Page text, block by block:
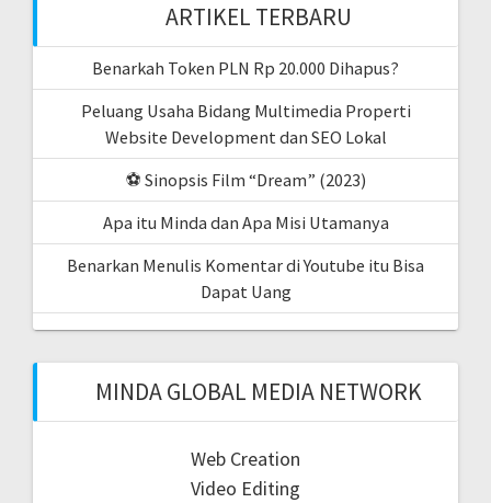
ARTIKEL TERBARU
Benarkah Token PLN Rp 20.000 Dihapus?
Peluang Usaha Bidang Multimedia Properti
Website Development dan SEO Lokal
⚽ Sinopsis Film “Dream” (2023)
Apa itu Minda dan Apa Misi Utamanya
Benarkan Menulis Komentar di Youtube itu Bisa
Dapat Uang
MINDA GLOBAL MEDIA NETWORK
Web Creation
Video Editing